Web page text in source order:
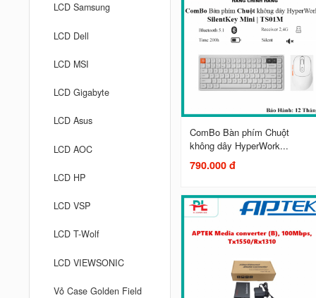
LCD Samsung
LCD Dell
LCD MSI
LCD Gigabyte
LCD Asus
LCD AOC
LCD HP
LCD VSP
LCD T-Wolf
LCD VIEWSONIC
Vỏ Case Golden Field
ComBo Bàn phím Chuột
không dây HyperWork...
790.000 đ